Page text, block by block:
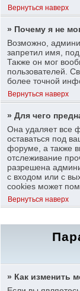
Вернуться наверх
» Почему я не
Возможно,
запретил имя, под
Также он мог
пользователей.
более точной
Вернуться наверх
» Для чего
Она удаляет все
оставаться под
форуме, а также
отслеживание
разрешена
с входом или с
cookies может
Вернуться наверх
» Как изменить